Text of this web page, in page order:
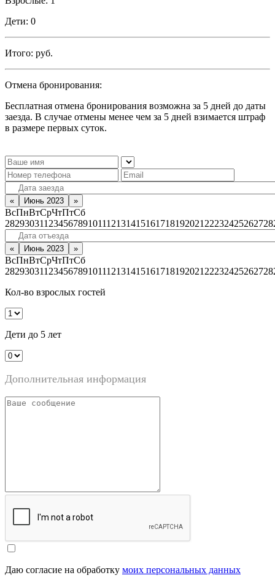
Дети: 0
Итого: руб.
Отмена бронирования:
Бесплатная отмена бронирования возможна за 5 дней до даты
заезда. В случае отмены менее чем за 5 дней взимается штраф
в размере первых суток.
« Июнь 2023 »
ВсПнВтСрЧтПтСб
282930311 23456789101112131415161718192021 22232425262728
« Июнь 2023 »
ВсПнВтСрЧтПтСб
282930311 23456789101112131415161718192021 22232425262728
Кол-во взрослых гостей
Дети до 5 лет
Дополнительная информация
Даю согласие на обработку моих персональных данных